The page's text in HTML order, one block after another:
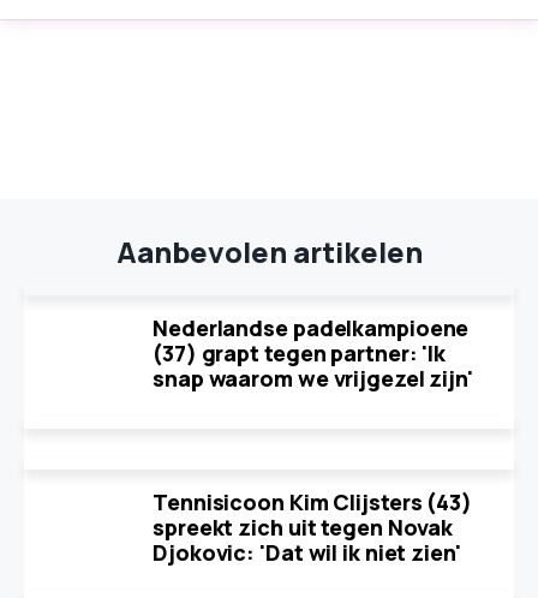
Aanbevolen artikelen
Nederlandse padelkampioene
(37) grapt tegen partner: 'Ik
snap waarom we vrijgezel zijn'
Tennisicoon Kim Clijsters (43)
spreekt zich uit tegen Novak
Djokovic: 'Dat wil ik niet zien'